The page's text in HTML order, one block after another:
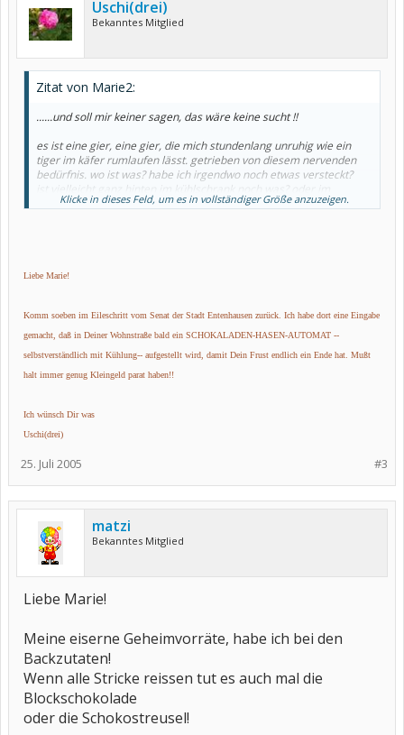
Uschi(drei)
Bekanntes Mitglied
Zitat von Marie2:
......und soll mir keiner sagen, das wäre keine sucht !!
es ist eine gier, eine gier, die mich stundenlang unruhig wie ein
tiger im käfer rumlaufen lässt. getrieben von diesem nervenden
bedürfnis. wo ist was? habe ich irgendwo noch etwas versteckt?
ist vielleicht ganz hinten im kühlschrank noch was? oder im
gefrierschrank?
wegbekäme !
ersatzdrogen taugen nix, machen satt, aber beseitigen nicht diese
gier.
und hinterher eine handvoll cornichons.
es nutzt nix....
!!!
dann hastig zerbrechen, zerkrümeln, zermanschen,
auf einmal in den mund........................ aaahhhhhh, mmhhhhhh!!
*schleck* marie
Klicke in dieses Feld, um es in vollständiger Größe anzuzeigen.
Liebe Marie!
Komm soeben im Eileschritt vom Senat der Stadt Entenhausen zurück. Ich habe dort eine Eingabe
gemacht, daß in Deiner Wohnstraße bald ein SCHOKALADEN-HASEN-AUTOMAT --
selbstverständlich mit Kühlung-- aufgestellt wird, damit Dein Frust endlich ein Ende hat. Mußt
halt immer genug Kleingeld parat haben!!
Ich wünsch Dir was
Uschi(drei)
#3
25. Juli 2005
matzi
Bekanntes Mitglied
Liebe Marie!
Meine eiserne Geheimvorräte, habe ich bei den
Backzutaten!
Wenn alle Stricke reissen tut es auch mal die
Blockschokolade
oder die Schokostreusel!